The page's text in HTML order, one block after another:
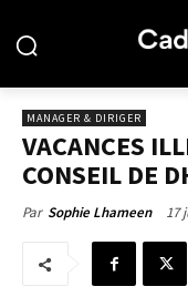
MANAGER & DIRIGER
VACANCES
CONSEIL DE
Par Sophie Lhameen 17